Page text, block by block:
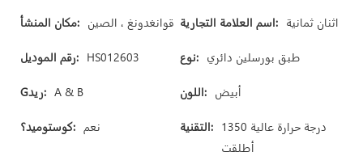
مكان المنشأ: قوانغدونغ ، الصين اسم العلامة التجارية: اثنان ثمانية
رقم الموديل: HS012603 نوع: طبق بورسلين دائري
Gريد: A & B اللون: أبيض
كوستوميد؟: نعم التقنية: 1350 درجة حرارة عالية
أطلقت